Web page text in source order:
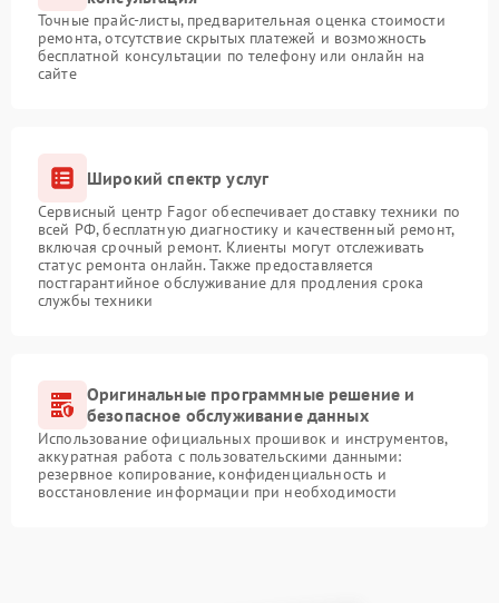
Точные прайс-листы, предварительная оценка стоимости
ремонта, отсутствие скрытых платежей и возможность
бесплатной консультации по телефону или онлайн на
сайте
Широкий спектр услуг
Сервисный центр Fagor обеспечивает доставку техники по
всей РФ, бесплатную диагностику и качественный ремонт,
включая срочный ремонт. Клиенты могут отслеживать
статус ремонта онлайн. Также предоставляется
постгарантийное обслуживание для продления срока
службы техники
Оригинальные программные решение и
безопасное обслуживание данных
Использование официальных прошивок и инструментов,
аккуратная работа с пользовательскими данными:
резервное копирование, конфиденциальность и
восстановление информации при необходимости